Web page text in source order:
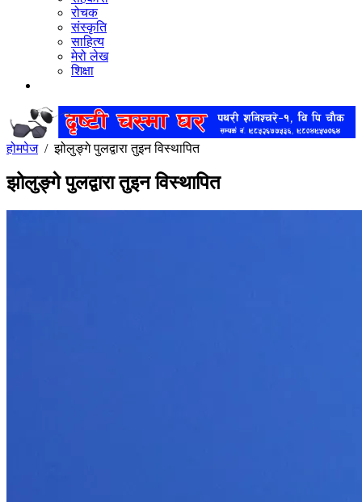
रोचक
संस्कृति
साहित्य
मेरो लेख
शिक्षा
होमपेज/झोलुङ्गे पुलद्वारा तुइन विस्थापित
झोलुङ्गे पुलद्वारा तुइन विस्थापित